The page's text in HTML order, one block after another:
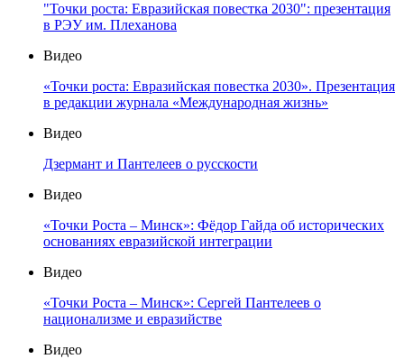
"Точки роста: Евразийская повестка 2030": презентация
в РЭУ им. Плеханова
Видео
«Точки роста: Евразийская повестка 2030». Презентация
в редакции журнала «Международная жизнь»
Видео
Дзермант и Пантелеев о русскости
Видео
«Точки Роста – Минск»: Фёдор Гайда об исторических
основаниях евразийской интеграции
Видео
«Точки Роста – Минск»: Сергей Пантелеев о
национализме и евразийстве
Видео